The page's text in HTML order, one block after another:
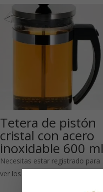
Tetera de pistón
cristal con acero
inoxidable 600 ml
Necesitas estar registrado para
ver los precios